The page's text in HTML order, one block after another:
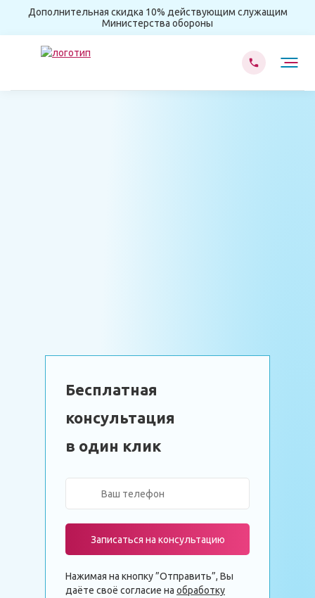
Дополнительная скидка 10% действующим служащим
Министерства обороны
Бесплатная
консультация
в один клик
Записаться на консультацию
Нажимая на кнопку ”Отправить”, Вы
даёте своё согласие на обработку